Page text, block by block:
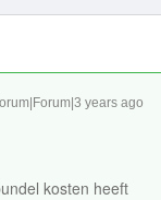
years ago
kosten heeft